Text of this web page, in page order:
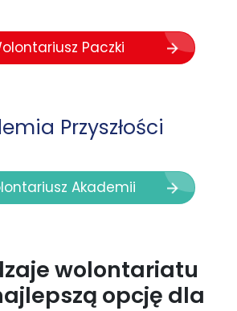
Paczki
Przyszłości
Akademii
wolontariatu
opcję dla